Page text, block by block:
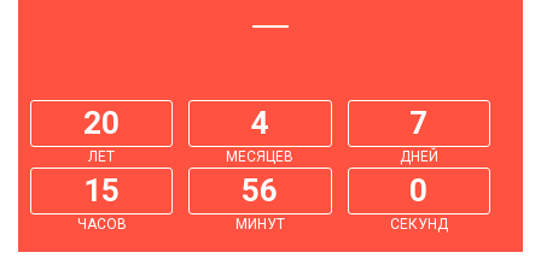
20
ЛЕТ
4
МЕСЯЦЕВ
7
ДНЕЙ
15
ЧАСОВ
56
МИНУТ
1
СЕКУНДА